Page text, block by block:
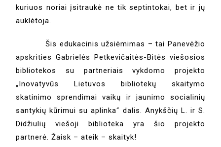
kuriuos noriai įsitraukė ne tik septintokai, bet ir jų
auklėtoja.
Šis edukacinis užsiėmimas – tai Panevėžio
apskrities Gabrielės Petkevičaitės-Bitės viešosios
bibliotekos su partneriais vykdomo projekto
„Inovatyvūs Lietuvos bibliotekų skaitymo
skatinimo sprendimai vaikų ir jaunimo socialinių
santykių kūrimui su aplinka“ dalis. Anykščių L. ir S.
Didžiulių viešoji biblioteka yra šio projekto
partnerė. Žaisk – ateik – skaityk!